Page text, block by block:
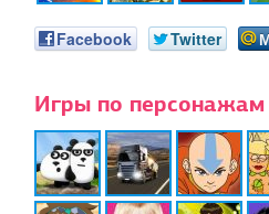
Facebook Twitter
Игры по персонажам